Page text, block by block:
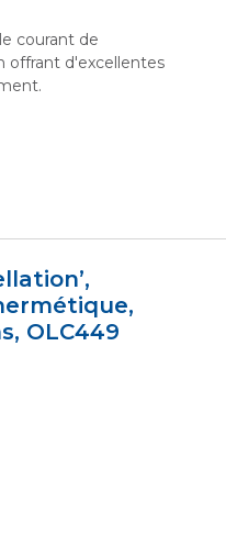
courant de
offrant d'excellentes
OLC449